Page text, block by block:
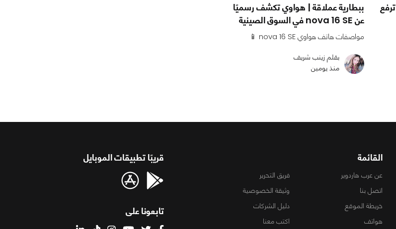
موجة غلاء قادمة: Qualcomm ترفع
ببطارية عملاقة | هواوي تكشف رسميًا
عن nova 16 SE في السوق الصينية
مواصفات هاتف هواوي nova 16 SE 📱
بقلم زينب شريف
منذ يومين
القائمة
عن عرب هاردوير
فريق التحرير
اتصل بنا
وثيقة الخصوصية
خريطة الموقع
دليل الشركات
هواتف
اكتب معنا
قريبًا تطبيقات الموبايل
تابعونا على